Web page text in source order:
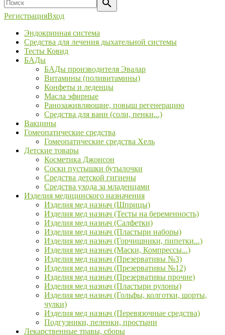
РегистрацияВход
Эндокринная система
Средства для лечения дыхательной системы
Тесты Ковид
БАДы
БАДы производителя Эвалар
Витамины (поливитамины)
Конфеты и леденцы
Масла эфирные
Ранозаживляющие, повыш регенерацию
Средства для ванн (соли, пенки...)
Вакцины
Гомеопатические средства
Гомеопатические средства Хель
Детские товары
Косметика Джонсон
Соски пустышки бутылочки
Средства детской гигиены
Средства ухода за младенцами
Изделия медицинского назначения
Изделия мед назнач (Шприцы)
Изделия мед назнач (Тесты на беременность)
Изделия мед назнач (Салфетки)
Изделия мед назнач (Пластыри наборы)
Изделия мед назнач (Горчишники, пипетки...)
Изделия мед назнач (Маски, Компрессы...)
Изделия мед назнач (Презервативы №3)
Изделия мед назнач (Презервативы №12)
Изделия мед назнач (Презервативы прочие)
Изделия мед назнач (Пластыри рулоны)
Изделия мед назнач (Гольфы, колготки, шорты,
чулки)
Изделия мед назнач (Перевязочные средства)
Подгузники, пеленки, простыни
Лекарственные травы, сборы